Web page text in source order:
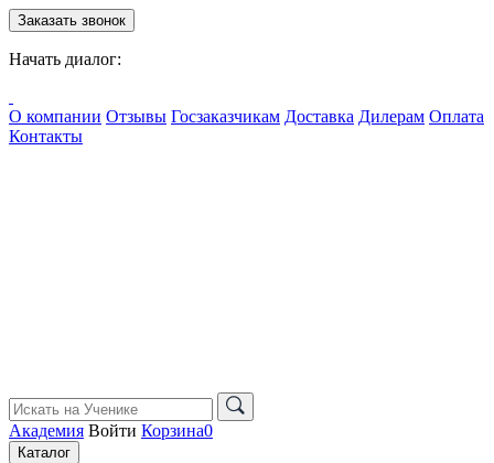
Заказать звонок
Начать диалог:
О компании Отзывы Госзаказчикам Доставка Дилерам Оплата
Контакты
Академия Войти Корзина0
Каталог